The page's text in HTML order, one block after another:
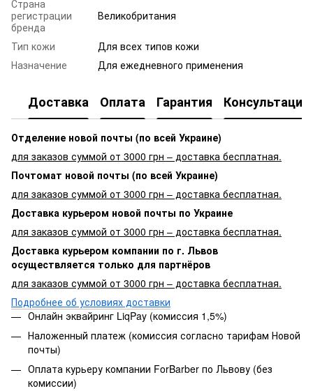
Страна
регистрации
бренда
Великобритания
Тип кожи
Для всех типов кожи
Назначение
Для ежедневного применения
Доставка Оплата Гарантия Консультация
Отделение новой почты (по всей Украине)
для заказов суммой от 3000 грн – доставка бесплатная.
Почтомат новой почты (по всей Украине)
для заказов суммой от 3000 грн – доставка бесплатная.
Доставка курьером новой почты по Украине
для заказов суммой от 3000 грн – доставка бесплатная.
Доставка курьером компании по г. Львов
осуществляется только для партнёров
для заказов суммой от 3000 грн – доставка бесплатная.
Подробнее об условиях доставки
Онлайн эквайринг LiqPay (комиссия 1,5%)
Наложенный платеж (комиссия согласно тарифам Новой
почты)
Оплата курьеру компании ForBarber по Львову (без
комиссии)